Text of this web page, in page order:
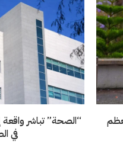
“الصحة” تباشر
في